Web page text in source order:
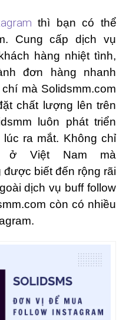
thì bạn có thể
Cung cấp dịch vụ
hàng nhiệt tình,
đơn hàng nhanh
mà Solidsmm.com
chất lượng lên trên
luôn phát triển
ra mắt. Không chỉ
ở Việt Nam mà
được biết đến rộng rãi
dịch vụ buff follow
còn có nhiều